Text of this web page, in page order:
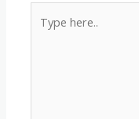
here..